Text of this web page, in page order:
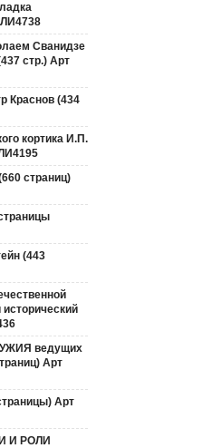
Сванидзе
стр.) Арт
Краснов (434
кортика И.П.
страниц)
(443
ведущих
Арт
Арт
И РОЛИ